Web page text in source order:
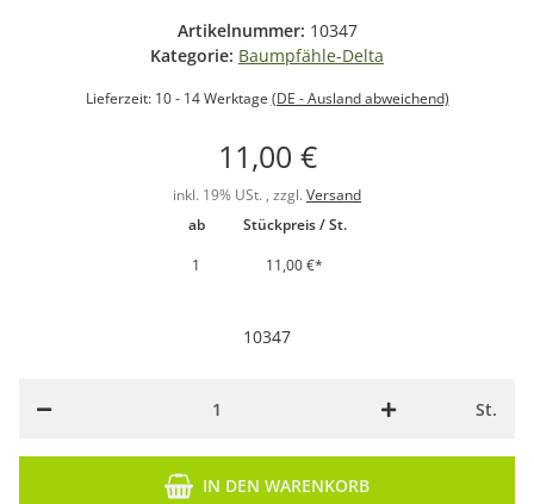
Artikelnummer: 10347
Kategorie: Baumpfähle-Delta
Lieferzeit: 10 - 14 Werktage (DE - Ausland abweichend)
11,00 €
inkl. 19% USt. , zzgl. Versand
ab
Stückpreis / St.
1
11,00 €*
10347
St.
IN DEN WARENKORB